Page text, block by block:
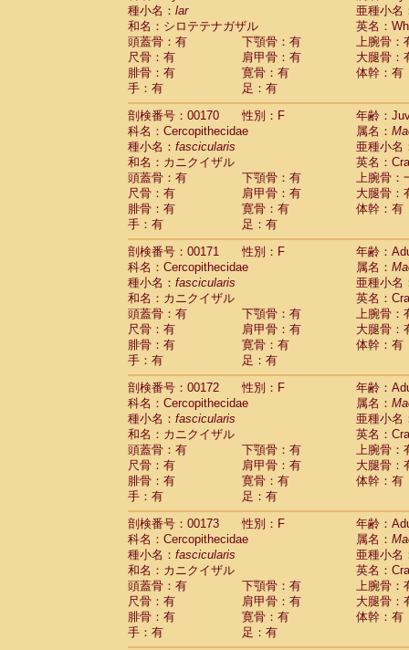
種小名： lar
亜種小名
和名：シロテテナガザル
英名：
頭蓋骨：有
下顎骨：有
上腕骨：
尺骨：有
肩甲骨：有
大腿骨：
腓骨：有
寛骨：有
体幹：有
手：有
足：有
剖検番号：00170
性別：F
年齢：
科名：Cercopithecidae
属名：
種小名： fascicularis
亜種小名
和名：カニクイザル
英名：
頭蓋骨：有
下顎骨：有
上腕骨：
尺骨：有
肩甲骨：有
大腿骨：
腓骨：有
寛骨：有
体幹：有
手：有
足：有
剖検番号：00171
性別：F
年齢：
科名：Cercopithecidae
属名：
種小名： fascicularis
亜種小名
和名：カニクイザル
英名：
頭蓋骨：有
下顎骨：有
上腕骨：
尺骨：有
肩甲骨：有
大腿骨：
腓骨：有
寛骨：有
体幹：有
手：有
足：有
剖検番号：00172
性別：F
年齢：
科名：Cercopithecidae
属名：
種小名： fascicularis
亜種小名
和名：カニクイザル
英名：
頭蓋骨：有
下顎骨：有
上腕骨：
尺骨：有
肩甲骨：有
大腿骨：
腓骨：有
寛骨：有
体幹：有
手：有
足：有
剖検番号：00173
性別：F
年齢：
科名：Cercopithecidae
属名：
種小名： fascicularis
亜種小名
和名：カニクイザル
英名：
頭蓋骨：有
下顎骨：有
上腕骨：
尺骨：有
肩甲骨：有
大腿骨：
腓骨：有
寛骨：有
体幹：有
手：有
足：有